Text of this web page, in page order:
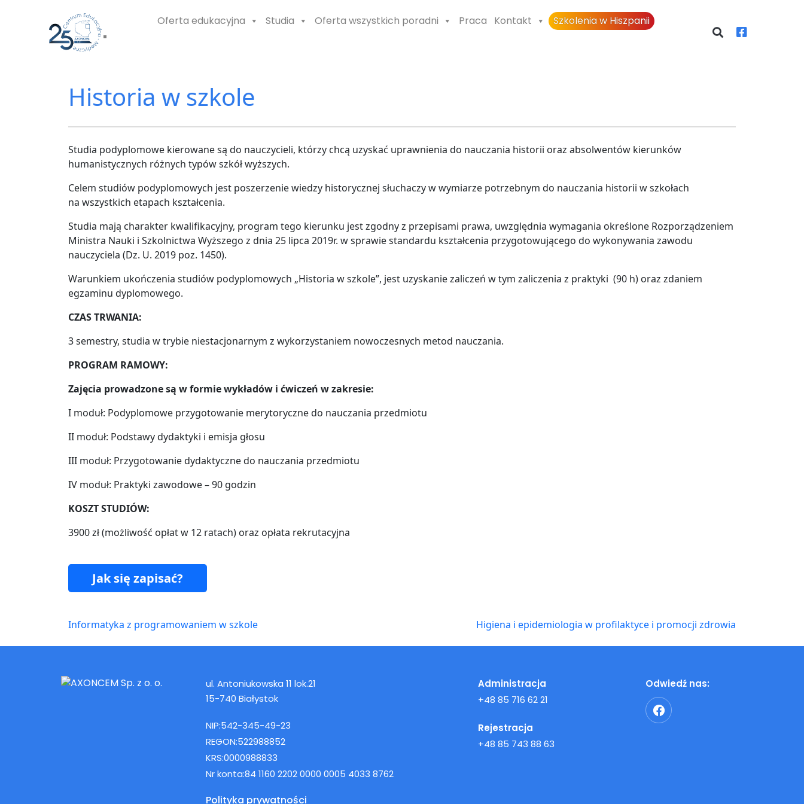
Oferta edukacyjna Studia Oferta wszystkich poradni Praca Kontakt Szkolenia w Hiszpanii
Historia w szkole
Studia podyplomowe kierowane są do nauczycieli, którzy chcą uzyskać uprawnienia do nauczania historii oraz absolwentów kierunków
humanistycznych różnych typów szkół wyższych.
Celem studiów podyplomowych jest poszerzenie wiedzy historycznej słuchaczy w wymiarze potrzebnym do nauczania historii w szkołach
na wszystkich etapach kształcenia.
Studia mają charakter kwalifikacyjny, program tego kierunku jest zgodny z przepisami prawa, uwzględnia wymagania określone Rozporządzeniem
Ministra Nauki i Szkolnictwa Wyższego z dnia 25 lipca 2019r. w sprawie standardu kształcenia przygotowującego do wykonywania zawodu
nauczyciela (Dz. U. 2019 poz. 1450).
Warunkiem ukończenia studiów podyplomowych „Historia w szkole”, jest uzyskanie zaliczeń w tym zaliczenia z praktyki (90 h) oraz zdaniem
egzaminu dyplomowego.
CZAS TRWANIA:
3 semestry, studia w trybie niestacjonarnym z wykorzystaniem nowoczesnych metod nauczania.
PROGRAM RAMOWY:
Zajęcia prowadzone są w formie wykładów i ćwiczeń w zakresie:
I moduł: Podyplomowe przygotowanie merytoryczne do nauczania przedmiotu
II moduł: Podstawy dydaktyki i emisja głosu
III moduł: Przygotowanie dydaktyczne do nauczania przedmiotu
IV moduł: Praktyki zawodowe – 90 godzin
KOSZT STUDIÓW:
3900 zł (możliwość opłat w 12 ratach) oraz opłata rekrutacyjna
Jak się zapisać?
Informatyka z programowaniem w szkole Higiena i epidemiologia w profilaktyce i promocji zdrowia
ul. Antoniukowska 11 lok.21
15-740 Białystok
NIP:542-345-49-23
REGON:522988852
KRS:0000988833
Nr konta:84 1160 2202 0000 0005 4033 8762
Polityka prywatności
Administracja
+48 85 716 62 21
Rejestracja
+48 85 743 88 63
Odwiedź nas: